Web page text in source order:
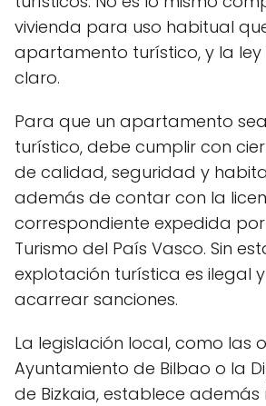
vivienda para uso habitual
apartamento turístico, y la ley
claro.
Para que un apartamento
turístico, debe cumplir con
de calidad, seguridad y
además de contar con la
correspondiente expedida
Turismo del País Vasco. Sin
explotación turística es ilegal
acarrear sanciones.
La legislación local, como las
Ayuntamiento de Bilbao o la
de Bizkaia, establece además